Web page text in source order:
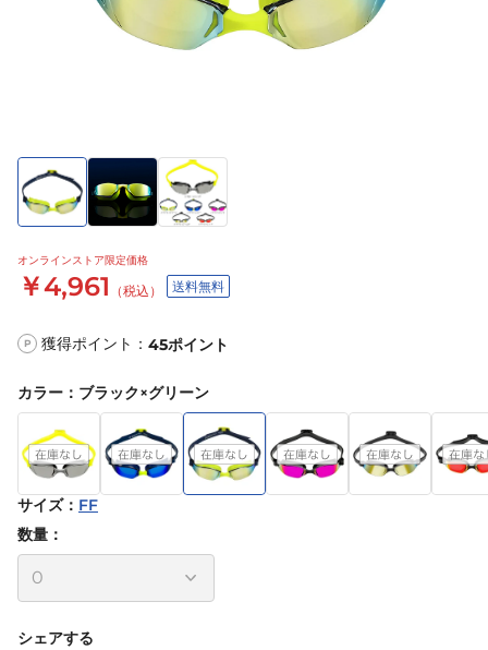
オンラインストア限定価格
￥4,961 （税込） 送料無料
P 獲得ポイント： 45ポイント
カラー ： ブラック×グリーン
サイズ： FF
数量：
シェアする